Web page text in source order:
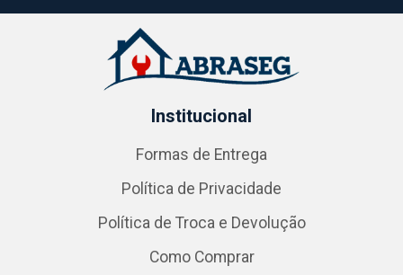
Institucional
Formas de Entrega
Política de Privacidade
Política de Troca e Devolução
Como Comprar